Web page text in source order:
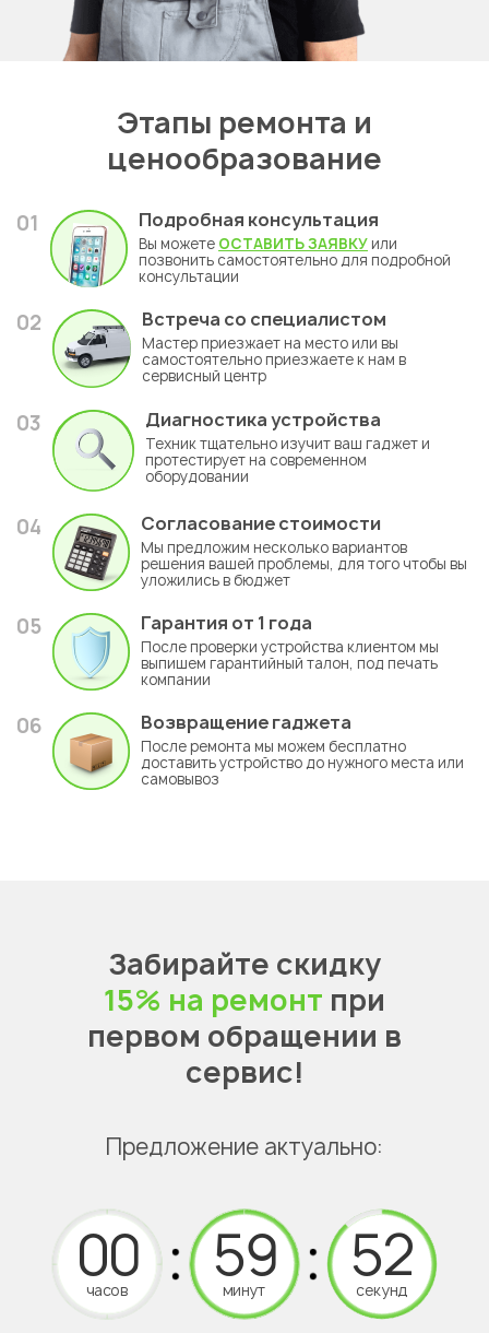
Этапы ремонта и
ценообразование
01 Подробная консультация
Вы можете ОСТАВИТЬ ЗАЯВКУ или
позвонить самостоятельно для подробной
консультации
02 Встреча со специалистом
Мастер приезжает на место или вы
самостоятельно приезжаете к нам в
сервисный центр
03 Диагностика устройства
Техник тщательно изучит ваш гаджет и
протестирует на современном
оборудовании
04 Согласование стоимости
Мы предложим несколько вариантов
решения вашей проблемы, для того чтобы вы
уложились в бюджет
05 Гарантия от 1 года
После проверки устройства клиентом мы
выпишем гарантийный талон, под печать
компании
06 Возвращение гаджета
После ремонта мы можем бесплатно
доставить устройство до нужного места или
самовывоз
Забирайте скидку
15% на ремонт при
первом обращении в
сервис!
Предложение актуально:
часов минут секунд